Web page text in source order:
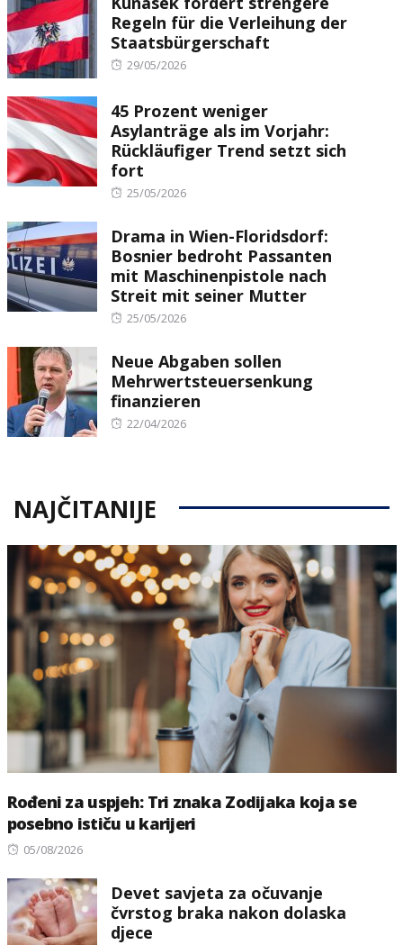
Regeln für die Verleihung der
Staatsbürgerschaft
Posted
29/05/2026
45 Prozent weniger
Asylanträge als im Vorjahr:
Rückläufiger Trend setzt sich
fort
Posted
25/05/2026
Drama in Wien-Floridsdorf:
Bosnier bedroht Passanten
mit Maschinenpistole nach
Streit mit seiner Mutter
Posted
25/05/2026
Neue Abgaben sollen
Mehrwertsteuersenkung
finanzieren
Posted
22/04/2026
NAJČITANIJE
Rođeni za uspjeh: Tri znaka Zodijaka koja se
posebno ističu u karijeri
Posted
05/08/2026
Devet savjeta za očuvanje
čvrstog braka nakon dolaska
djece